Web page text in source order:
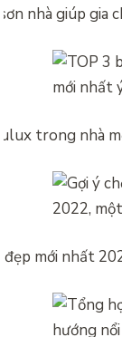
nhà giúp gia
trong nhà
đẹp mới nhất